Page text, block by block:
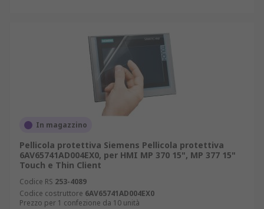
In magazzino
Pellicola protettiva Siemens Pellicola protettiva
6AV65741AD004EX0, per HMI MP 370 15", MP 377 15"
Touch e Thin Client
Codice RS 253-4089
Codice costruttore 6AV65741AD004EX0
Prezzo per 1 confezione da 10 unità